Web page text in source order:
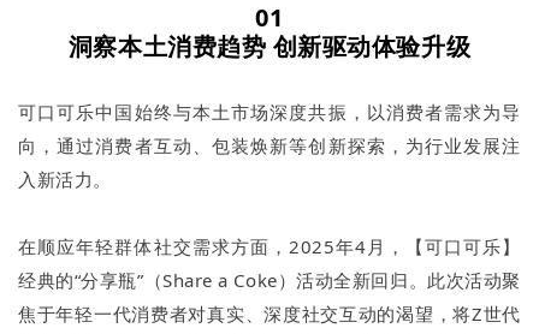
01
洞察本土消费趋势 创新驱动体验升级
可口可乐中国始终与本土市场深度共振，以消费者需求为导
向，通过消费者互动、包装焕新等创新探索，为行业发展注
入新活力。
在顺应年轻群体社交需求方面，2025年4月，【可口可乐】
经典的“分享瓶”（Share a Coke）活动全新回归。此次活动聚
焦于年轻一代消费者对真实、深度社交互动的渴望，将Z世代